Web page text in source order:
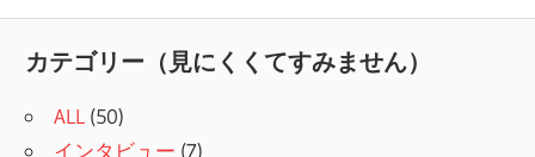
カテゴリー（見にくくてすみません）
ALL (50)
インタビュー (7)